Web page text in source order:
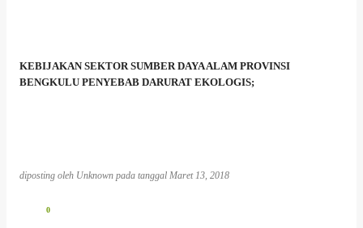
KEBIJAKAN SEKTOR SUMBER DAYA ALAM PROVINSI
BENGKULU PENYEBAB DARURAT EKOLOGIS;
diposting oleh Unknown pada tanggal Maret 13, 2018
0